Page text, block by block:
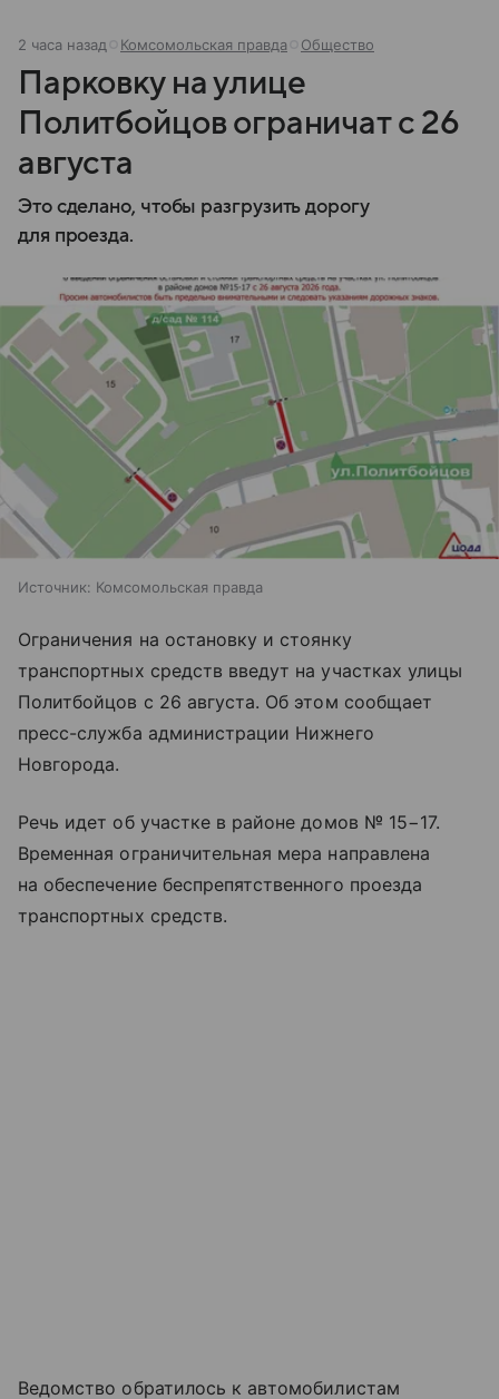
2 часа назад Комсомольская правда Общество
Парковку на улице
Политбойцов ограничат с 26
августа
Это сделано, чтобы разгрузить дорогу
для проезда.
Источник: Комсомольская правда
Ограничения на остановку и стоянку
транспортных средств введут на участках улицы
Политбойцов с 26 августа. Об этом сообщает
пресс-служба администрации Нижнего
Новгорода.
Речь идет об участке в районе домов № 15−17.
Временная ограничительная мера направлена
на обеспечение беспрепятственного проезда
транспортных средств.
Ведомство обратилось к автомобилистам